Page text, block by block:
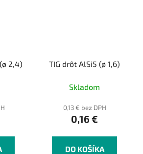
2,4) TIG drôt AlSi5 (ø 1,6)
Skladom
0,13 € bez DPH
0,16 €
DO KOŠÍKA